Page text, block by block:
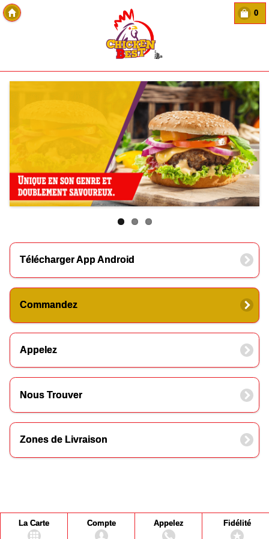
0
Télécharger App Android
Commandez
Appelez
Nous Trouver
Zones de Livraison
La Carte Compte Appelez Fidélité
Copyright Des-click